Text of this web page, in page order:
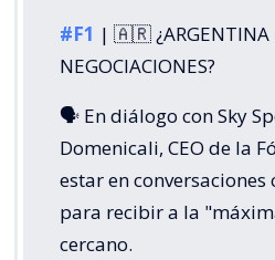
#F1 | 🇦🇷 ¿ARGENTINA
NEGOCIACIONES?
🗣️ En diálogo con Sky
Domenicali, CEO de la
estar en conversaciones
para recibir a la
cercano.